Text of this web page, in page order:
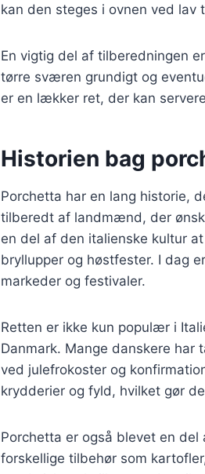
kan den steges i ovnen ved lav
En vigtig del af tilberedningen
tørre sværen grundigt og
er en lækker ret, der kan
Historien bag
Porchetta har en lang historie,
tilberedt af landmænd, der
en del af den italienske kultur
bryllupper og høstfester. I dag
markeder og festivaler.
Retten er ikke kun populær i
Danmark. Mange danskere
ved julefrokoster og
krydderier og fyld, hvilket gør
Porchetta er også blevet en
forskellige tilbehør som